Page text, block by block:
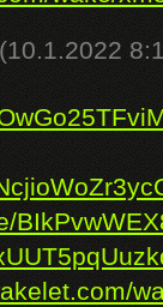
(10.1.2022